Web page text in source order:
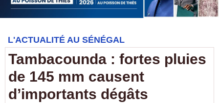
L'ACTUALITÉ AU SÉNÉGAL
Tambacounda : fortes pluies
de 145 mm causent
d’importants dégâts